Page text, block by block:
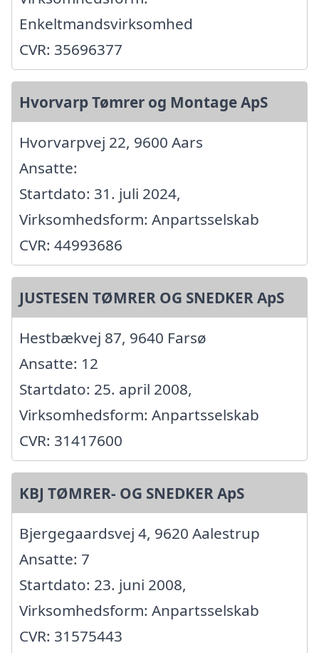
Enkeltmandsvirksomhed
CVR: 35696377
Hvorvarp Tømrer og Montage ApS
Hvorvarpvej 22, 9600 Aars
Ansatte:
Startdato: 31. juli 2024,
Virksomhedsform: Anpartsselskab
CVR: 44993686
JUSTESEN TØMRER OG SNEDKER ApS
Hestbækvej 87, 9640 Farsø
Ansatte: 12
Startdato: 25. april 2008,
Virksomhedsform: Anpartsselskab
CVR: 31417600
KBJ TØMRER- OG SNEDKER ApS
Bjergegaardsvej 4, 9620 Aalestrup
Ansatte: 7
Startdato: 23. juni 2008,
Virksomhedsform: Anpartsselskab
CVR: 31575443